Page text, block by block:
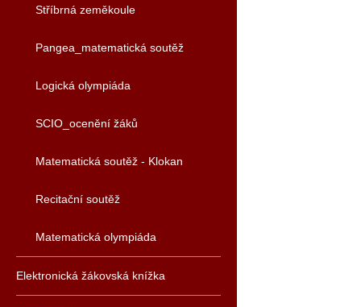
Stříbrná zeměkoule
Pangea_matematická soutěž
Logická olympiáda
SCIO_ocenění žáků
Matematická soutěž - Klokan
Recitační soutěž
Matematická olympiáda
Elektronická žákovská knížka